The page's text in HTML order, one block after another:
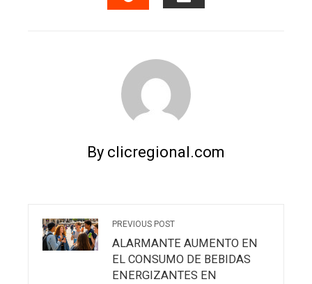
By clicregional.com
PREVIOUS POST
ALARMANTE AUMENTO EN
EL CONSUMO DE BEBIDAS
ENERGIZANTES EN